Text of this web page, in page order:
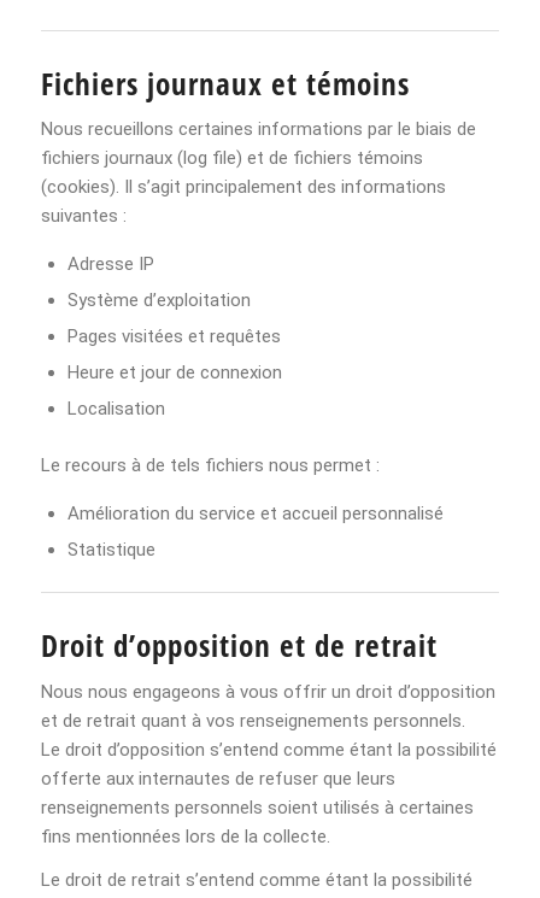
Fichiers journaux et témoins
Nous recueillons certaines informations par le biais de
fichiers journaux (log file) et de fichiers témoins
(cookies). Il s’agit principalement des informations
suivantes :
Adresse IP
Système d’exploitation
Pages visitées et requêtes
Heure et jour de connexion
Localisation
Le recours à de tels fichiers nous permet :
Amélioration du service et accueil personnalisé
Statistique
Droit d’opposition et de retrait
Nous nous engageons à vous offrir un droit d’opposition
et de retrait quant à vos renseignements personnels.
Le droit d’opposition s’entend comme étant la possibilité
offerte aux internautes de refuser que leurs
renseignements personnels soient utilisés à certaines
fins mentionnées lors de la collecte.
Le droit de retrait s’entend comme étant la possibilité